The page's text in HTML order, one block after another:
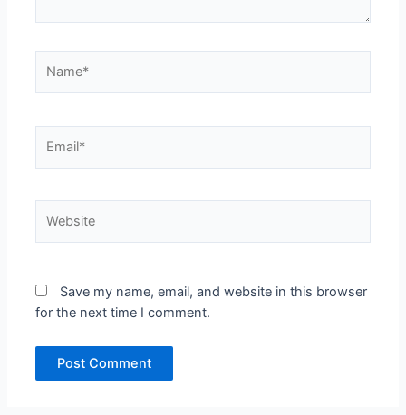
Save my name, email, and website in this browser
for the next time I comment.